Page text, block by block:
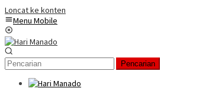
Loncat ke konten
Menu Mobile
Pencarian